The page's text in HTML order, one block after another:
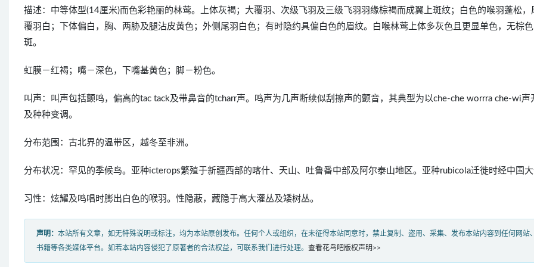
描述：中等体型(14厘米)而色彩艳丽的林莺。上体灰褐；大覆羽、次级飞羽及三级飞羽羽缘棕褐而成翼上斑纹；白色的喉羽蓬松，
覆羽白；下体偏白，胸、两胁及腿沾皮黄色；外侧尾羽白色；有时隐约具偏白色的眉纹。白喉林莺上体多灰色且更显单色，无棕
斑。
虹膜－红褐；嘴－深色，下嘴基黄色；脚－粉色。
叫声：叫声包括颤鸣，偏高的tac tack及带鼻音的tcharr声。鸣声为几声断续似刮擦声的颤音，其典型为以che-che worrra che-wi声
及种种变调。
分布范围：古北界的温带区，越冬至非洲。
分布状况：罕见的季候鸟。亚种icterops繁殖于新疆西部的喀什、天山、吐鲁番中部及阿尔泰山地区。亚种rubicola迁徙时经中国大
习性：炫耀及鸣唱时膨出白色的喉羽。性隐蔽，藏隐于高大灌丛及矮树丛。
声明： 本站所有文章，如无特殊说明或标注，均为本站原创发布。任何个人或组织，在未征得本站同意时，禁止复制、盗用、采集、发布本站内容到任何网站、
书籍等各类媒体平台。如若本站内容侵犯了原著者的合法权益，可联系我们进行处理。 查看花鸟吧版权声明>>